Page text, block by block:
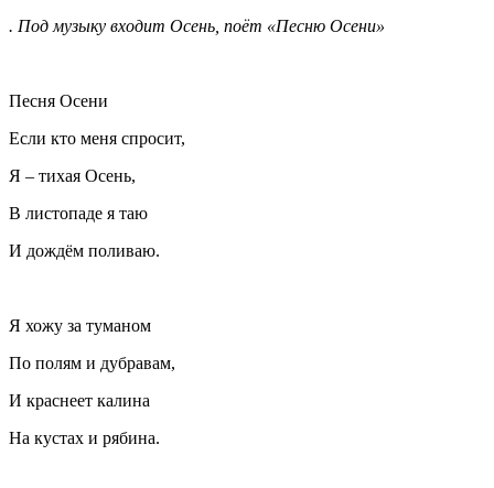
. Под музыку входит Осень, поёт «Песню Осени»
Песня Осени
Если кто меня спросит,
Я – тихая Осень,
В листопаде я таю
И дождём поливаю.
Я хожу за туманом
По полям и дубравам,
И краснеет калина
На кустах и рябина.